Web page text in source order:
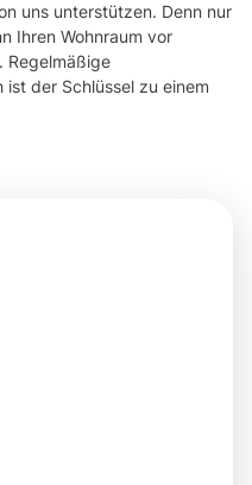
uns unterstützen. Denn nur
Ihren Wohnraum vor
Regelmäßige
ist der Schlüssel zu einem